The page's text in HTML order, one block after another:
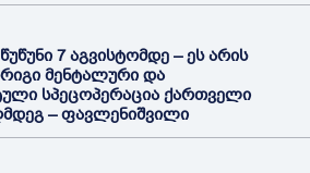
7 აგვისტომდე – ეს არის
მენტალური და
სპეცოპერაცია ქართველი
– ფავლენიშვილი